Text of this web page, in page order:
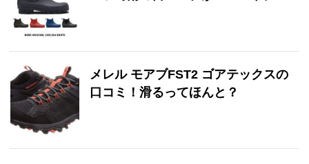
メレル モアブFST2 ゴアテックスの
口コミ！滑るってほんと？